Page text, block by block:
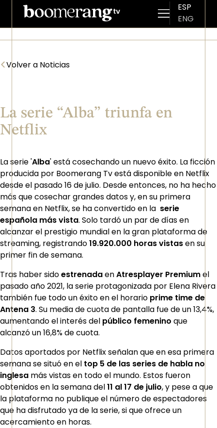
ESP
ENG
<Volver a Noticias
La serie “Alba” triunfa en
Netflix
La serie 'Alba' está cosechando un nuevo éxito. La ficción
producida por Boomerang Tv está disponible en Netflix
desde el pasado 16 de julio. Desde entonces, no ha hecho
más que cosechar grandes datos y, en su primera
semana en Netflix, se ha convertido en la serie
española más vista. Solo tardó un par de días en
alcanzar el prestigio mundial en la gran plataforma de
streaming, registrando19.920.000 horas vistasen su
primer fin de semana.
Tras haber sidoestrenadaenAtresplayer Premiumel
pasado año 2021, la serie protagonizada por Elena Rivera
también fue todo un éxito en el horario prime time de
Antena 3. Su media de cuota de pantalla fue de un 13,4%,
aumentando el interés del público femenino que
alcanzó un 16,8% de cuota.
Datos aportados por Netflix señalan que en esa primera
semana se situó en el top 5 de las series de habla no
inglesa más vistas en todo el mundo. Estos fueron
obtenidos en la semana del11 al 17 de julio, y pese a que
la plataforma no publique el número de espectadores
que ha disfrutado ya de la serie, si que ofrece un
acercamiento en horas.